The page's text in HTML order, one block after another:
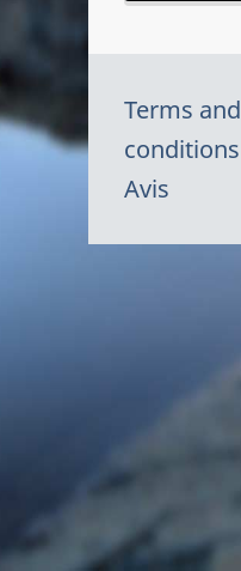
Terms and
conditions
Avis